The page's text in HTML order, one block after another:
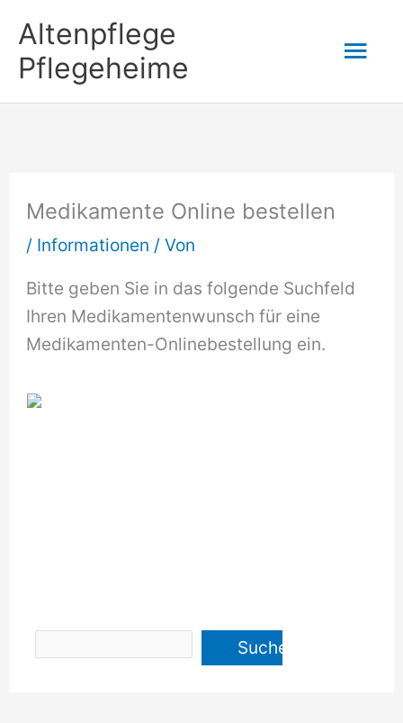
Inhalt
springen
Altenpflege
Pflegeheime
Medikamente Online bestellen
/ Informationen / Von
Bitte geben Sie in das folgende Suchfeld
Ihren Medikamentenwunsch für eine
Medikamenten-Onlinebestellung ein.